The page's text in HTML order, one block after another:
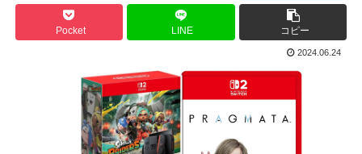
Pocket LINE コピー
2024.06.24